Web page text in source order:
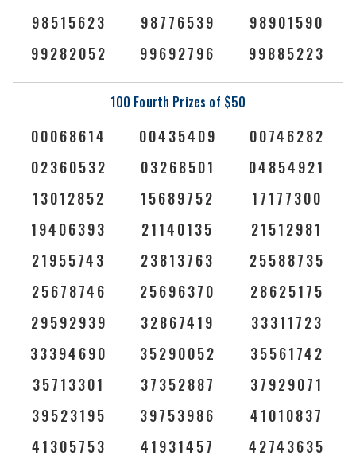
98515623
98776539
98901590
99282052
99692796 99885223
100 Fourth Prizes of $50
00068614 00435409
00746282
02360532
03268501
04854921
13012852
15689752
17177300
19406393
21140135
21512981
21955743
23813763
25588735
25678746
25696370
28625175
29592939
32867419
33311723
33394690
35290052
35561742
35713301
37352887
37929071
39523195
39753986
41010837
41305753
41931457
42743635